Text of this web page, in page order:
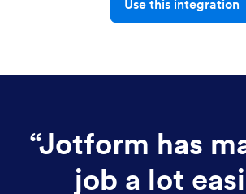
Use this integration
“Jotform has
job a lot